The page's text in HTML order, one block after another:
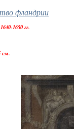
фландрии
1650 гг.
см.